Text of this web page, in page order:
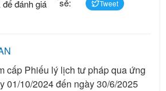
đánh giá
Tweet
cấp Phiếu lý lịch tư pháp qua ứng
01/10/2024 đến ngày 30/6/2025